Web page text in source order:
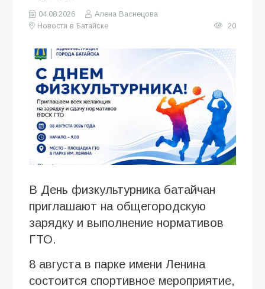
04.08.2026
Алена Васнецова
Новости в Батайске
20
В День физкультурника батайчан
приглашают на общегородскую
зарядку и выполнение нормативов
ГТО.
8 августа в парке имени Ленина
состоится спортивное мероприятие,